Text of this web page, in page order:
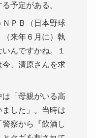
予定がある。
ＮＰＢ（日本野球
来年６月に）執
んですかね。１
、清原さんを求
「母親がいる高
した」。当時は
警察から『飲酒し